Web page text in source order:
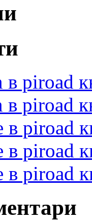
piroad
piroad
piroad
piroad
piroad